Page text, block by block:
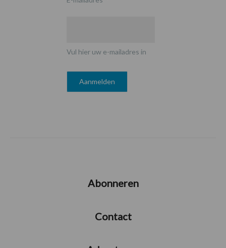
Vul hier uw e-mailadres in
Abonneren
Contact